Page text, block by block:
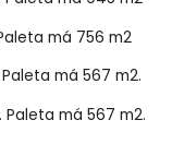
má 756 m2
Paleta má 567 m2.
Paleta má 567 m2.